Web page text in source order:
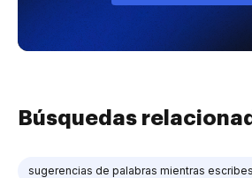
Búsquedas
sugerencias de palabras mientras escribes